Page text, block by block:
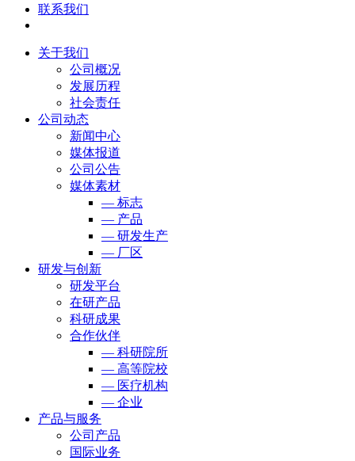
联系我们
关于我们
公司概况
发展历程
社会责任
公司动态
新闻中心
媒体报道
公司公告
媒体素材
— 标志
— 产品
— 研发生产
— 厂区
研发与创新
研发平台
在研产品
科研成果
合作伙伴
— 科研院所
— 高等院校
— 医疗机构
— 企业
产品与服务
公司产品
国际业务